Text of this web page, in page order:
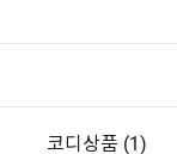
코디상품 (1)